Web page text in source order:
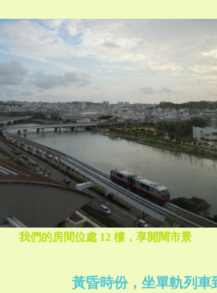
我們的房間位處 12 樓，享開闊市景
黃昏時份，坐單軌列車